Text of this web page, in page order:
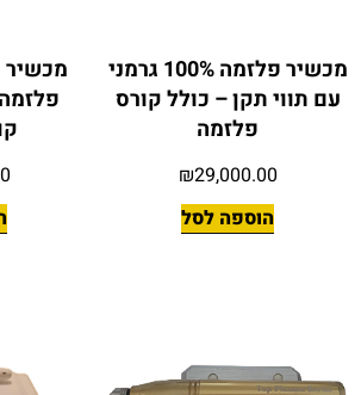
מכשיר פלזמה 100% גרמני
עם תווי תקן – כולל קורס
פלזמה
₪29,000.00
הוספה לסל
מכשיר